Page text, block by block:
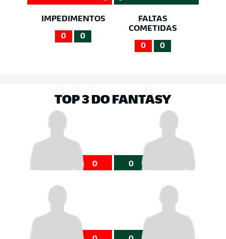
IMPEDIMENTOS
0 0
FALTAS
COMETIDAS
0 0
TOP 3 DO FANTASY
0 0